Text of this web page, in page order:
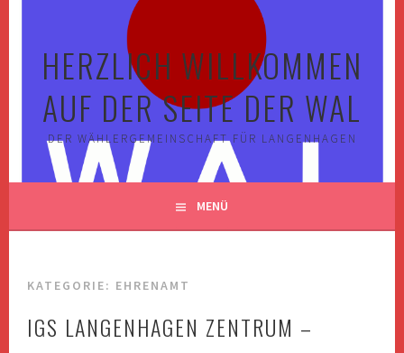
HERZLICH WILLKOMMEN
AUF DER SEITE DER WAL
DER WÄHLERGEMEINSCHAFT FÜR LANGENHAGEN
MENÜ
KATEGORIE: EHRENAMT
IGS LANGENHAGEN ZENTRUM –